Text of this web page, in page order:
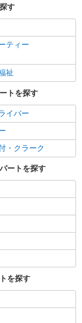
す
ティー
祉
トを探す
イバー
・クラーク
ートを探す
を探す